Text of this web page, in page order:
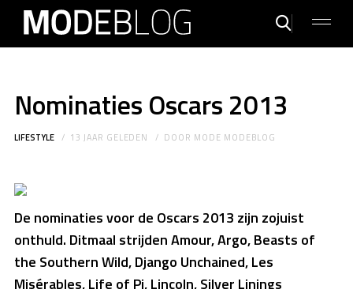
Nominaties Oscars 2013
LIFESTYLE 13 JAAR GELEDEN DOOR MODE MODEBLOG
De nominaties voor de Oscars 2013 zijn zojuist
onthuld. Ditmaal strijden Amour, Argo, Beasts of
the Southern Wild, Django Unchained, Les
Misérables, Life of Pi, Lincoln, Silver Linings